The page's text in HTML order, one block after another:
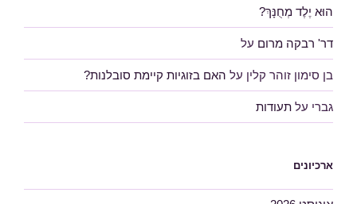
הוּא יֶלֶד מְחֻנָּךְ?
דר' רבקה מרום על
בן סימון זוהר קלין על האם בזוגיות קיימת סובלנות?
גברי על תעודות
ארכיונים